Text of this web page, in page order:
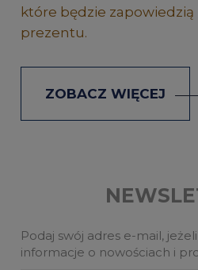
które będzie
prezentu.
ZOBACZ WIĘCEJ
Podaj swój adres e-mail,
informacje o nowościach i